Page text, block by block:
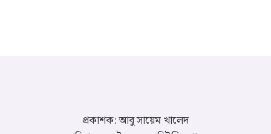
প্রকাশক: আবু সায়েম খালেদ